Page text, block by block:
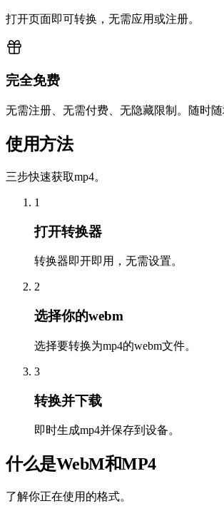
打开页面即可转换，无需应用或注册。
完全免费
无需注册、无需付费、无隐藏限制。随时随
使用方法
三步快速获取mp4。
1
打开转换器
转换器即开即用，无需设置。
2
选择你的webm
选择要转换为mp4的webm文件。
3
转换并下载
即时生成mp4并保存到设备。
什么是WebM和MP4
了解你正在使用的格式。